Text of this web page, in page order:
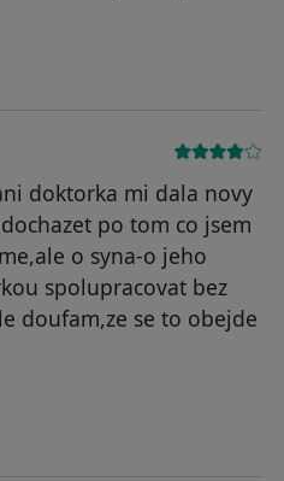
doktorka mi dala novy
po tom co jsem
o syna-o jeho
spolupracovat bez
doufam,ze se to obejde